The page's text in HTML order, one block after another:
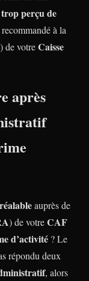
trop perçu de
à la
) de votreCaisse
après
auprès de
) de votreCAF
d’activité ? Le
répondu deux
, alors